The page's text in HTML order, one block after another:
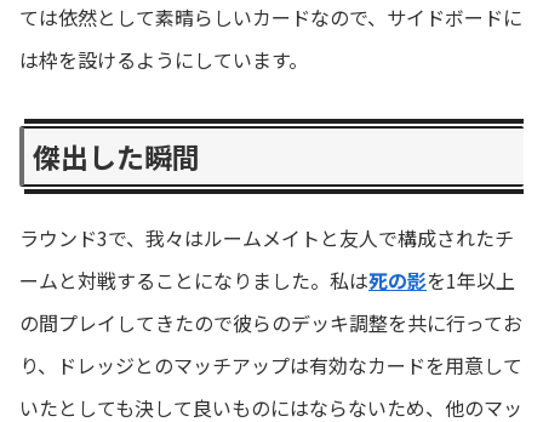
ては依然として素晴らしいカードなので、サイドボードに
は枠を設けるようにしています。
傑出した瞬間
ラウンド3で、我々はルームメイトと友人で構成されたチ
ームと対戦することになりました。私は死の影を1年以上
の間プレイしてきたので彼らのデッキ調整を共に行ってお
り、ドレッジとのマッチアップは有効なカードを用意して
いたとしても決して良いものにはならないため、他のマッ